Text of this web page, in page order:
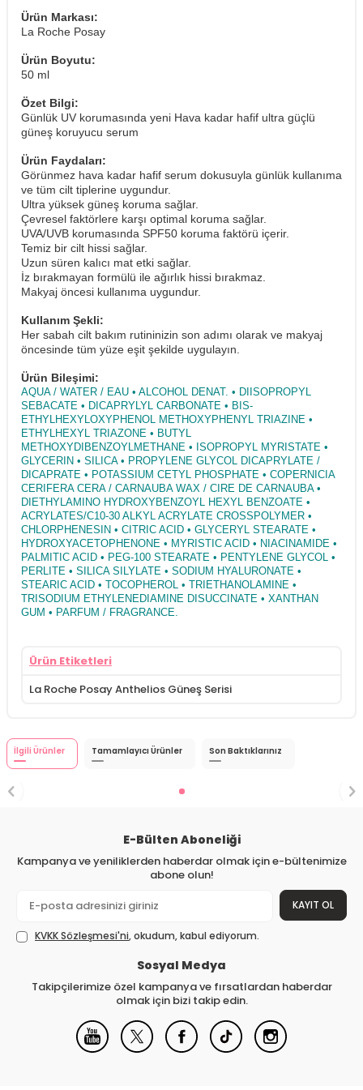
Ürün Markası:
La Roche Posay
Ürün Boyutu:
50 ml
Özet Bilgi:
Günlük UV korumasında yeni Hava kadar hafif ultra güçlü
güneş koruyucu serum
Ürün Faydaları:
Görünmez hava kadar hafif serum dokusuyla günlük kullanıma
ve tüm cilt tiplerine uygundur.
Ultra yüksek güneş koruma sağlar.
Çevresel faktörlere karşı optimal koruma sağlar.
UVA/UVB korumasında SPF50 koruma faktörü içerir.
Temiz bir cilt hissi sağlar.
Uzun süren kalıcı mat etki sağlar.
İz bırakmayan formülü ile ağırlık hissi bırakmaz.
Makyaj öncesi kullanıma uygundur.
Kullanım Şekli:
Her sabah cilt bakım rutininizin son adımı olarak ve makyaj
öncesinde tüm yüze eşit şekilde uygulayın.
Ürün Bileşimi:
AQUA / WATER / EAU • ALCOHOL DENAT. • DIISOPROPYL
SEBACATE • DICAPRYLYL CARBONATE • BIS-
ETHYLHEXYLOXYPHENOL METHOXYPHENYL TRIAZINE •
ETHYLHEXYL TRIAZONE • BUTYL
METHOXYDIBENZOYLMETHANE • ISOPROPYL MYRISTATE •
GLYCERIN • SILICA • PROPYLENE GLYCOL DICAPRYLATE /
DICAPRATE • POTASSIUM CETYL PHOSPHATE • COPERNICIA
CERIFERA CERA / CARNAUBA WAX / CIRE DE CARNAUBA •
DIETHYLAMINO HYDROXYBENZOYL HEXYL BENZOATE •
ACRYLATES/C10-30 ALKYL ACRYLATE CROSSPOLYMER •
CHLORPHENESIN • CITRIC ACID • GLYCERYL STEARATE •
HYDROXYACETOPHENONE • MYRISTIC ACID • NIACINAMIDE •
PALMITIC ACID • PEG-100 STEARATE • PENTYLENE GLYCOL •
PERLITE • SILICA SILYLATE • SODIUM HYALURONATE •
STEARIC ACID • TOCOPHEROL • TRIETHANOLAMINE •
TRISODIUM ETHYLENEDIAMINE DISUCCINATE • XANTHAN
GUM • PARFUM / FRAGRANCE.
Ürün Etiketleri
La Roche Posay Anthelios Güneş Serisi
İlgili Ürünler Tamamlayıcı Ürünler Son Baktıklarınız
E-Bülten Aboneliği
Kampanya ve yeniliklerden haberdar olmak için e-bültenimize
abone olun!
KAYIT OL
KVKK Sözleşmesi'ni, okudum, kabul ediyorum.
Sosyal Medya
Takipçilerimize özel kampanya ve fırsatlardan haberdar
olmak için bizi takip edin.